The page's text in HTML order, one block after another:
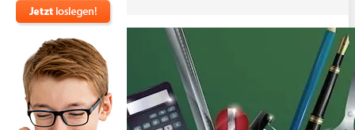
Produkte